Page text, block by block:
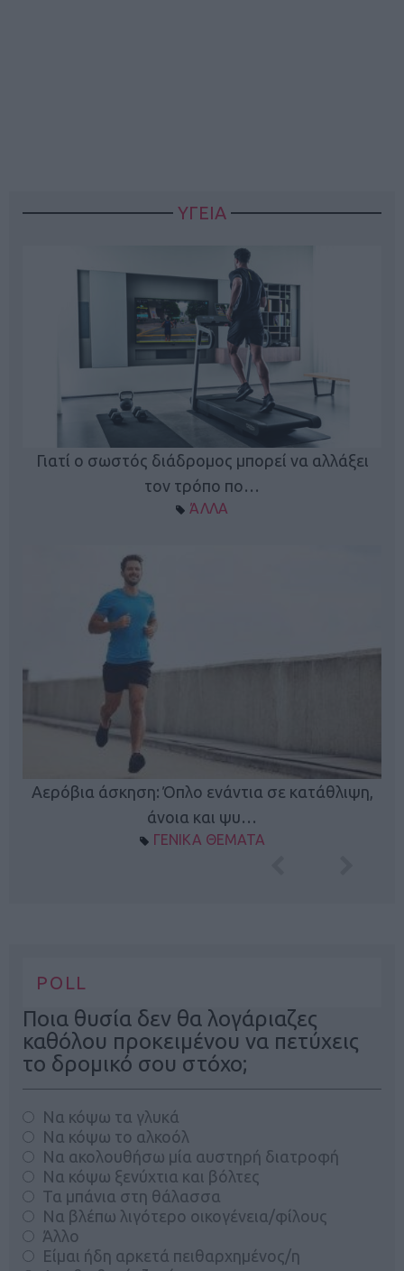
ΥΓΕΙΑ
Γιατί ο σωστός διάδρομος μπορεί να αλλάξει
τον τρόπο πο…
ΆΛΛΑ
Αερόβια άσκηση: Όπλο ενάντια σε κατάθλιψη,
άνοια και ψυ…
ΓΕΝΙΚΑ ΘΕΜΑΤΑ
POLL
Ποια θυσία δεν θα λογάριαζες
καθόλου προκειμένου να πετύχεις
το δρομικό σου στόχο;
Να κόψω τα γλυκά
Να κόψω το αλκοόλ
Να ακολουθήσω μία αυστηρή διατροφή
Να κόψω ξενύχτια και βόλτες
Τα μπάνια στη θάλασσα
Να βλέπω λιγότερο οικογένεια/φίλους
Άλλο
Είμαι ήδη αρκετά πειθαρχημένος/η